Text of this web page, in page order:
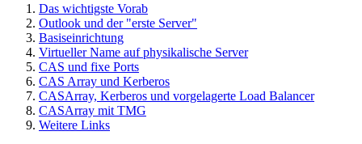
Das wichtigste Vorab
Outlook und der "erste Server"
Basiseinrichtung
Virtueller Name auf physikalische Server
CAS und fixe Ports
CAS Array und Kerberos
CASArray, Kerberos und vorgelagerte Load Balancer
CASArray mit TMG
Weitere Links